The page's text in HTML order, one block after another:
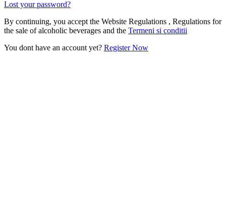
Lost your password?
By continuing, you accept the Website Regulations , Regulations for
the sale of alcoholic beverages and the Termeni si conditii
You dont have an account yet? Register Now